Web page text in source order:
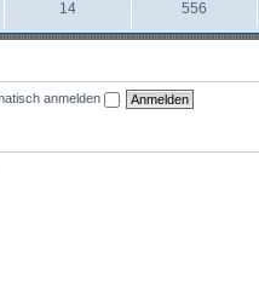
14 556
anmelden